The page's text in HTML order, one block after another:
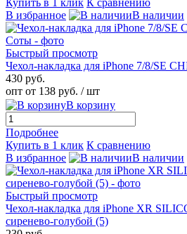
Купить в 1 клик К сравнению
В избранное
В наличии
Быстрый просмотр
Чехол-накладка для iPhone 7/8/SE
430 руб.
опт от 138 руб. / шт
В корзину
Подробнее
Купить в 1 клик К сравнению
В избранное
В наличии
Быстрый просмотр
Чехол-накладка для iPhone XR
сиренево-голубой (5)